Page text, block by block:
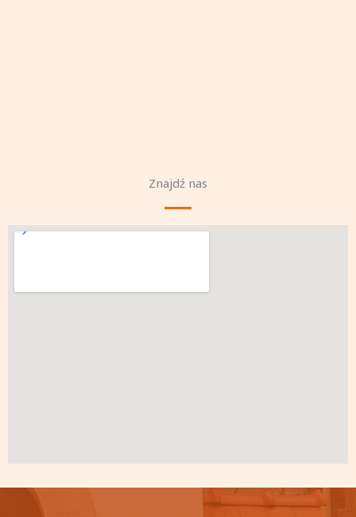
Znajdź nas